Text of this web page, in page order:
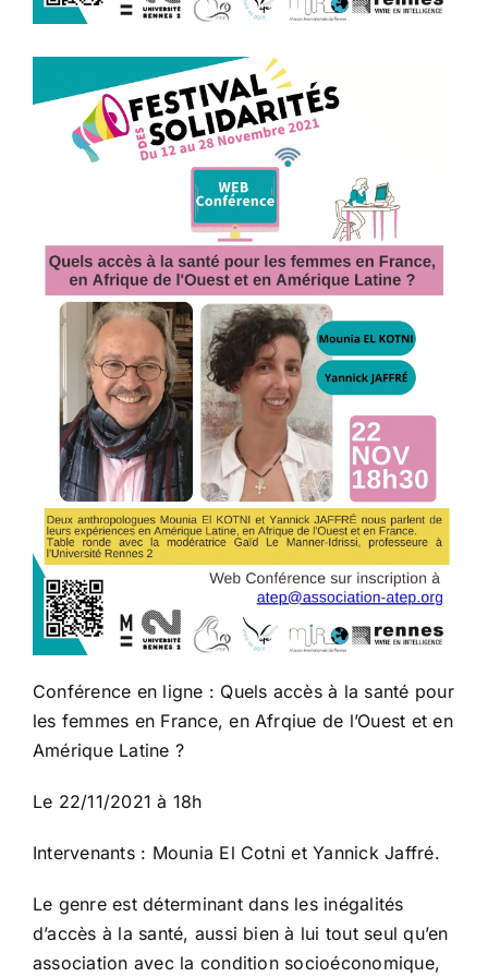
Conférence en ligne : Quels accès à la santé pour
les femmes en France, en Afrqiue de l’Ouest et en
Amérique Latine ?
Le 22/11/2021 à 18h
Intervenants : Mounia El Cotni et Yannick Jaffré.
Le genre est déterminant dans les inégalités
d’accès à la santé, aussi bien à lui tout seul qu’en
association avec la condition socioéconomique,